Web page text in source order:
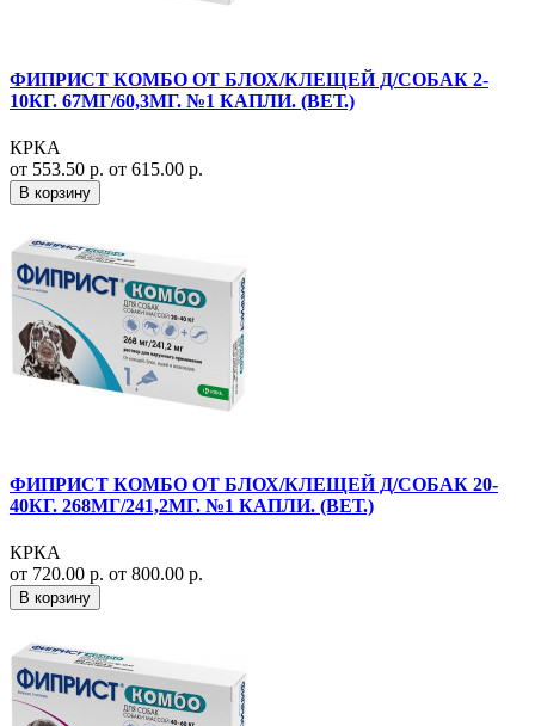
ФИПРИСТ КОМБО ОТ БЛОХ/КЛЕЩЕЙ Д/СОБАК 2-
10КГ. 67МГ/60,3МГ. №1 КАПЛИ. (ВЕТ.)
КРКА
от 553.50 р. от 615.00 р.
В корзину
ФИПРИСТ КОМБО ОТ БЛОХ/КЛЕЩЕЙ Д/СОБАК 20-
40КГ. 268МГ/241,2МГ. №1 КАПЛИ. (ВЕТ.)
КРКА
от 720.00 р. от 800.00 р.
В корзину